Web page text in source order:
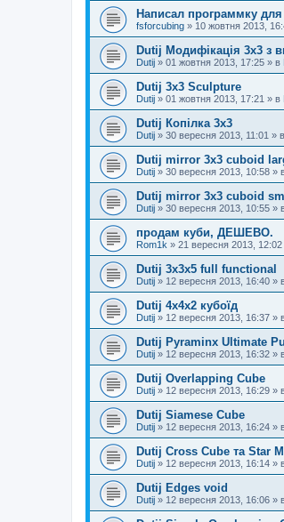
Написал программку
fsforcubing » 10 жовтня 2013,
Dutij Модифікація 3х3 з
Dutij » 01 жовтня 2013, 17:25 » в
Dutij 3x3 Sculpture
Dutij » 01 жовтня 2013, 17:21 » в
Dutij Копілка 3х3
Dutij » 30 вересня 2013, 11:01 » в
Dutij mirror 3x3 cuboid
Dutij » 30 вересня 2013, 10:58 »
Dutij mirror 3х3 cuboid
Dutij » 30 вересня 2013, 10:55 »
продам куби, ДЕШЕВО.
Rom1k » 21 вересня 2013, 12:02
Dutij 3х3х5 full functional
Dutij » 12 вересня 2013, 16:40 »
Dutij 4х4х2 кубоїд
Dutij » 12 вересня 2013, 16:37 »
Dutij Pyraminx Ultimate
Dutij » 12 вересня 2013, 16:32 »
Dutij Overlapping Cube
Dutij » 12 вересня 2013, 16:29 »
Dutij Siamese Cube
Dutij » 12 вересня 2013, 16:24 »
Dutij Cross Cube та Star
Dutij » 12 вересня 2013, 16:14 »
Dutij Edges void
Dutij » 12 вересня 2013, 16:06 »